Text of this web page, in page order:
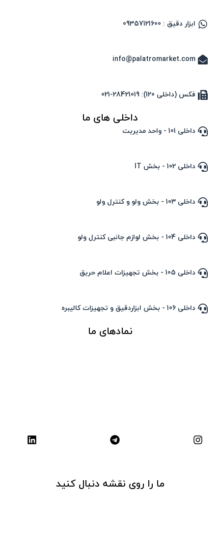
ابزار دقیق : 09357121600
info@palatromarket.com
فکس (داخلی 120): 28421019-021
داخلی های ما
داخلی 101 - واحد مدیریت
داخلی 102 - بخش IT
داخلی 103 - بخش ولو و کنترل ولو
داخلی 104 - بخش لوازم جانبی کنترل ولو
داخلی 105 - بخش تجهیزات اعلام حریق
داخلی 106 - بخش ابزاردقیق و تجهیزات کالیبره
نمادهای ما
ما را روی نقشه دنبال کنید